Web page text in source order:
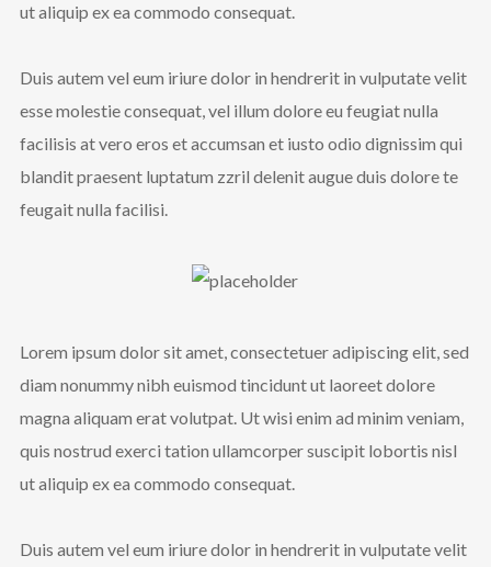
ut aliquip ex ea commodo consequat.
Duis autem vel eum iriure dolor in hendrerit in vulputate velit
esse molestie consequat, vel illum dolore eu feugiat nulla
facilisis at vero eros et accumsan et iusto odio dignissim qui
blandit praesent luptatum zzril delenit augue duis dolore te
feugait nulla facilisi.
Lorem ipsum dolor sit amet, consectetuer adipiscing elit, sed
diam nonummy nibh euismod tincidunt ut laoreet dolore
magna aliquam erat volutpat. Ut wisi enim ad minim veniam,
quis nostrud exerci tation ullamcorper suscipit lobortis nisl
ut aliquip ex ea commodo consequat.
Duis autem vel eum iriure dolor in hendrerit in vulputate velit